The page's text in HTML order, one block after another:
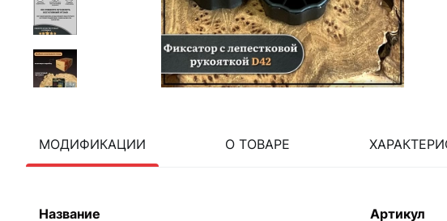
МОДИФИКАЦИИ О ТОВАРЕ
Название Артикул